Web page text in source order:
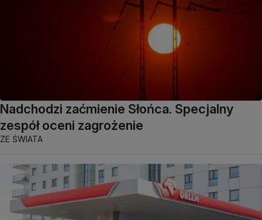
Nadchodzi zaćmienie Słońca. Specjalny
zespół oceni zagrożenie
ZE ŚWIATA